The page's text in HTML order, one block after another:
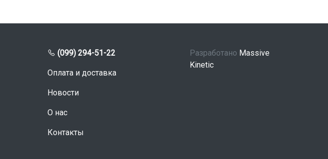
(099) 294-51-22
Оплата и доставка
Новости
О нас
Контакты
Разработано Massive
Kinetic